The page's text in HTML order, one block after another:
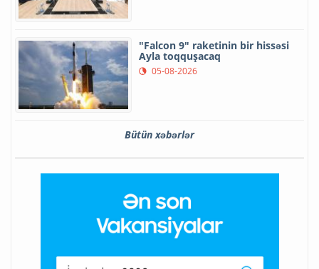
"Falcon 9" raketinin bir hissəsi
Ayla toqquşacaq
05-08-2026
Bütün xəbərlər